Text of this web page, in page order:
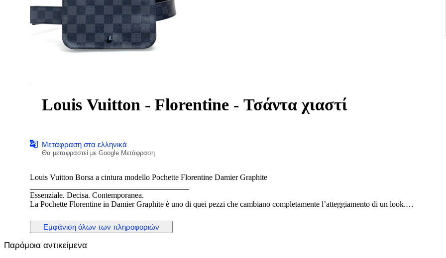
Louis Vuitton - Florentine - Τσάντα χιαστί
Μετάφραση στα ελληνικά
Θα μεταφραστεί με Google Μετάφραση
Louis Vuitton Borsa a cintura modello Pochette Florentine Damier Graphite
Essenziale. Decisa. Contemporanea.
La Pochette Florentine in Damier Graphite è uno di quei pezzi che cambiano completamente l’atteggiamento di un look.
Indossata in vita diventa un dettaglio moda sofisticato.
Portata leggermente laterale, sotto un blazer, trasforma un outfit semplice in qualcosa di studiato.
Il Damier Graphite, più urbano e moderno rispetto al classico Monogram, la rende perfetta anche su look maschili o genderless.
Un accessorio intelligente: compatto, funzionale, ma con una presenza forte.
Εμφάνιση όλων των πληροφοριών
Παρόμοια αντικείμενα